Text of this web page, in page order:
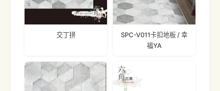
交丁拼
SPC-V011卡扣地板 / 幸
福YA